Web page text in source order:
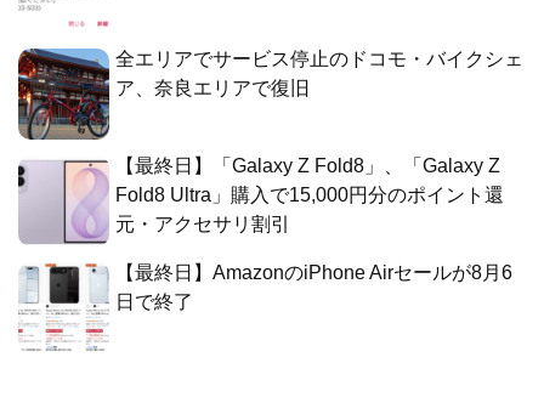
全エリアでサービス停止のドコモ・バイクシェ
ア、奈良エリアで復旧
【最終日】「Galaxy Z Fold8」、「Galaxy Z
Fold8 Ultra」購入で15,000円分のポイント還
元・アクセサリ割引
【最終日】AmazonのiPhone Airセールが8月6
日で終了